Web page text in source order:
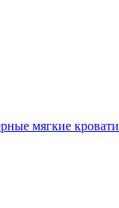
мягкие кровати